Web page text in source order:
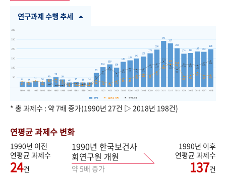
연구과제 수행 추세
* 총 과제수 : 약 7배 증가(1990년 27건 ▷ 2018년 198건)
연평균 과제수 변화
1990년 이전
연평균 과제수
24건
1990년 한국보건사
회연구원 개원
약 5배 증가
1990년 이후
연평균 과제수
137건